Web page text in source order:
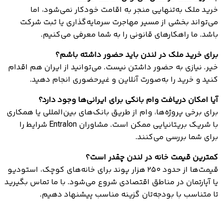
خرید ملک به‌تنهایی منجر به اقامت خودکار نمی‌شود، اما
می‌تواند بخشی از مسیر مهاجرت سرمایه‌گذاری یا ثبت شرکت
باشد. ما راهکارهای قانونی را به شما معرفی می‌کنیم.
برای خرید ملک در لندن باید حضور داشته باشم؟
خیر. نیازی به حضور داشتن نیست. می‌توانید از ایران هم اقدام
کنید و خرید را به‌صورت آنلاین و غیرحضوری انجام دهید.
آیا امکان دریافت وام بانکی برای ایرانی‌ها وجود دارد؟
برای برخی پروژه‌ها، وام از طریق بانک‌های بین‌المللی یا همکاری
با شریک بریتانیایی ممکن است. مشاوران Entralon شرایط را
برای شما بررسی می‌کنند.
کمترین قیمت خانه در لندن چقدر است؟
قیمت‌ها از حدود ۲۵۰ هزار پوند برای خانه‌های کوچک، استودیو
یا آپارتمان در مناطق اقتصادی شروع می‌شود. با ما تماس بگیرید
تا متناسب با بودجه‌تان گزینه مناسب پیشنهاد دهیم.